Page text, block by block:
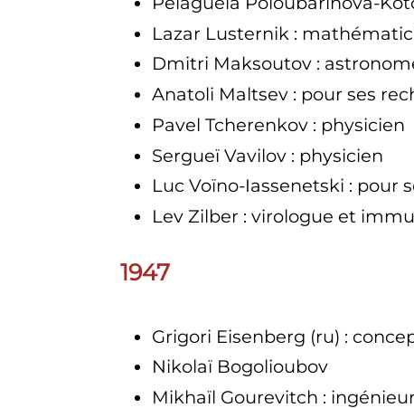
Lazar Lusternik :
Dmitri Maksoutov :
Anatoli Maltsev : pour ses
Pavel Tcherenkov : physicien
Sergueï Vavilov : physicien
Luc Voïno-Iassenetski : pour
Lev Zilber : virologue et
1947
Grigori Eisenberg (ru) :
Nikolaï Bogolioubov
Mikhaïl Gourevitch :